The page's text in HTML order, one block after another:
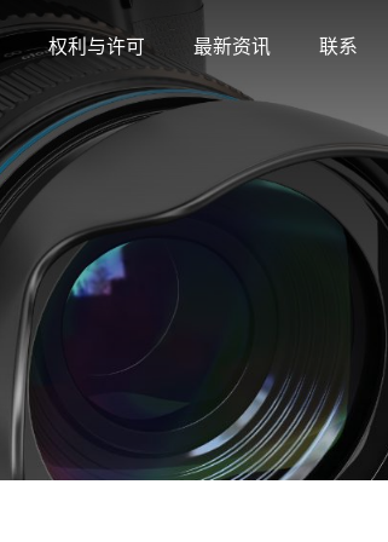
权利与许可 最新资讯 联系